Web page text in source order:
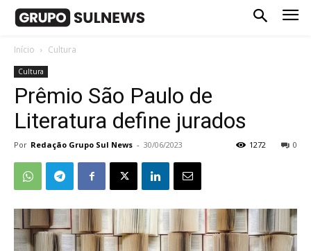
Início Cultura
Cultura
Prêmio São Paulo de
Literatura define jurados
Por Redação Grupo Sul News - 30/06/2023 0
1272